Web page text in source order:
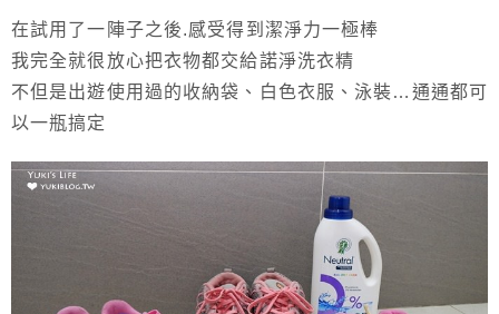
在試用了一陣子之後.感受得到潔淨力一極棒
我完全就很放心把衣物都交給諾淨洗衣精
不但是出遊使用過的收納袋、白色衣服、泳裝…通通都可
以一瓶搞定